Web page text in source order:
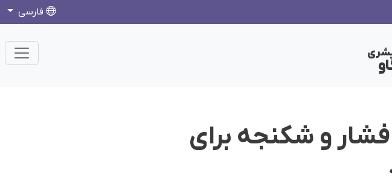
فارسی
فشار و شکنجه برای